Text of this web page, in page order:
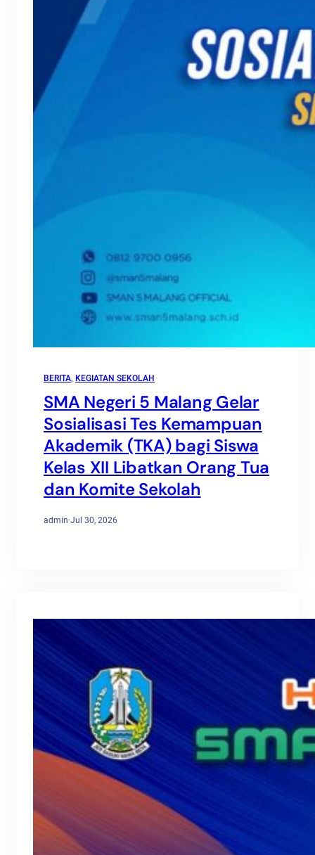
BERITA, KEGIATAN SEKOLAH
SMA Negeri 5 Malang Gelar
Sosialisasi Tes Kemampuan
Akademik (TKA) bagi Siswa
Kelas XII Libatkan Orang Tua
dan Komite Sekolah
admin·Jul 30, 2026